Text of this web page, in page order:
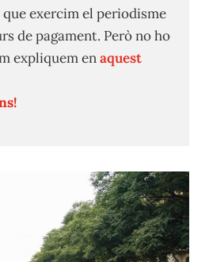
que exercim el periodisme
de pagament. Però no ho
expliquem enaquest